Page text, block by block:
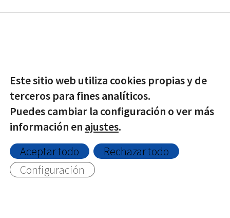
© Copyright -
2026 | Todos los derechos reservados |
Política de Privacidad | Aviso Legal
Política de Cookies
Este sitio web utiliza cookies propias y de
terceros para fines analíticos.
Puedes cambiar la configuración o ver más
información en ajustes.
Aceptar todo
Rechazar todo
Configuración